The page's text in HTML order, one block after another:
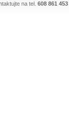
na tel. 608 861 453